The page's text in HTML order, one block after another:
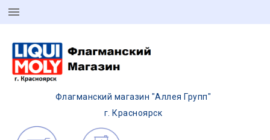
Флагманский магазин "Аллея Групп"
г. Красноярск